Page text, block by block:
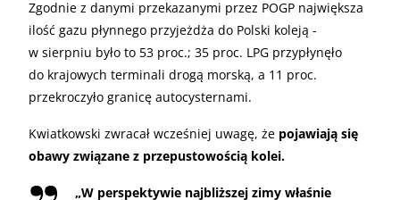
Zgodnie z danymi przekazanymi przez POGP największa
ilość gazu płynnego przyjeżdża do Polski koleją -
w sierpniu było to 53 proc.; 35 proc. LPG przypłynęło
do krajowych terminali drogą morską, a 11 proc.
przekroczyło granicę autocysternami.
Kwiatkowski zwracał wcześniej uwagę, że pojawiają się
obawy związane z przepustowością kolei.
„W perspektywie najbliższej zimy właśnie